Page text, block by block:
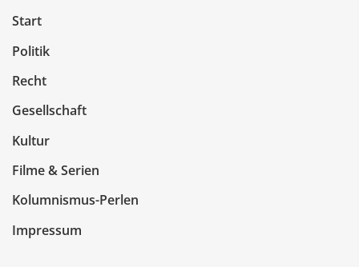
Start
Politik
Recht
Gesellschaft
Kultur
Filme & Serien
Kolumnismus-Perlen
Impressum